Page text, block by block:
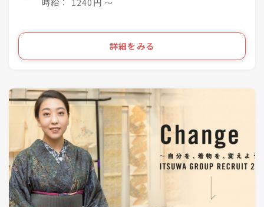
「成人式サロンKiRARA（振袖専門）」 4店舗
「きものの相談窓口MATSUYA」1店舗
●・○・●・○・●・○・●・〇
きものをより身近に、気軽に、そして楽しんで頂
ライフスタイルの多様化を実現するのが私たちの
詳細をみる